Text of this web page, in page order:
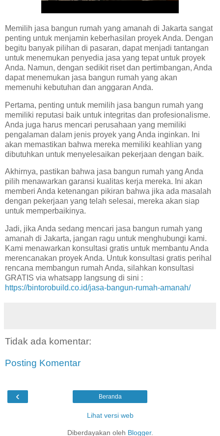
Memilih jasa bangun rumah yang amanah di Jakarta sangat
penting untuk menjamin keberhasilan proyek Anda. Dengan
begitu banyak pilihan di pasaran, dapat menjadi tantangan
untuk menemukan penyedia jasa yang tepat untuk proyek
Anda. Namun, dengan sedikit riset dan pertimbangan, Anda
dapat menemukan jasa bangun rumah yang akan
memenuhi kebutuhan dan anggaran Anda.
Pertama, penting untuk memilih jasa bangun rumah yang
memiliki reputasi baik untuk integritas dan profesionalisme.
Anda juga harus mencari perusahaan yang memiliki
pengalaman dalam jenis proyek yang Anda inginkan. Ini
akan memastikan bahwa mereka memiliki keahlian yang
dibutuhkan untuk menyelesaikan pekerjaan dengan baik.
Akhirnya, pastikan bahwa jasa bangun rumah yang Anda
pilih menawarkan garansi kualitas kerja mereka. Ini akan
memberi Anda ketenangan pikiran bahwa jika ada masalah
dengan pekerjaan yang telah selesai, mereka akan siap
untuk memperbaikinya.
Jadi, jika Anda sedang mencari jasa bangun rumah yang
amanah di Jakarta, jangan ragu untuk menghubungi kami.
Kami menawarkan konsultasi gratis untuk membantu Anda
merencanakan proyek Anda. Untuk konsultasi gratis perihal
rencana membangun rumah Anda, silahkan konsultasi
GRATIS via whatsapp langsung di sini :
https://bintorobuild.co.id/jasa-bangun-rumah-amanah/
Tidak ada komentar:
Posting Komentar
‹ Beranda
Lihat versi web
Diberdayakan oleh Blogger.